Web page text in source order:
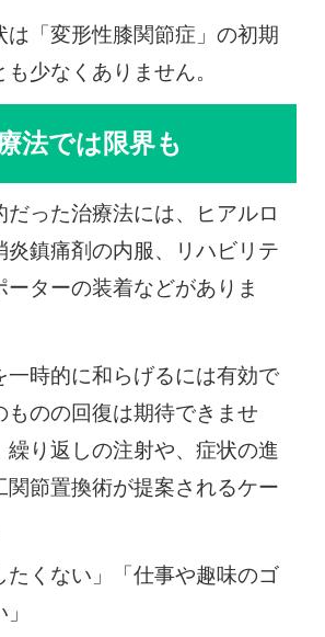
は「変形性膝関節症」の初期
少なくありません。
法では限界も
だった治療法には、ヒアルロ
炎鎮痛剤の内服、リハビリテ
ーターの装着などがありま
一時的に和らげるには有効で
ものの回復は期待できませ
繰り返しの注射や、症状の進
関節置換術が提案されるケー
たくない」「仕事や趣味のゴ